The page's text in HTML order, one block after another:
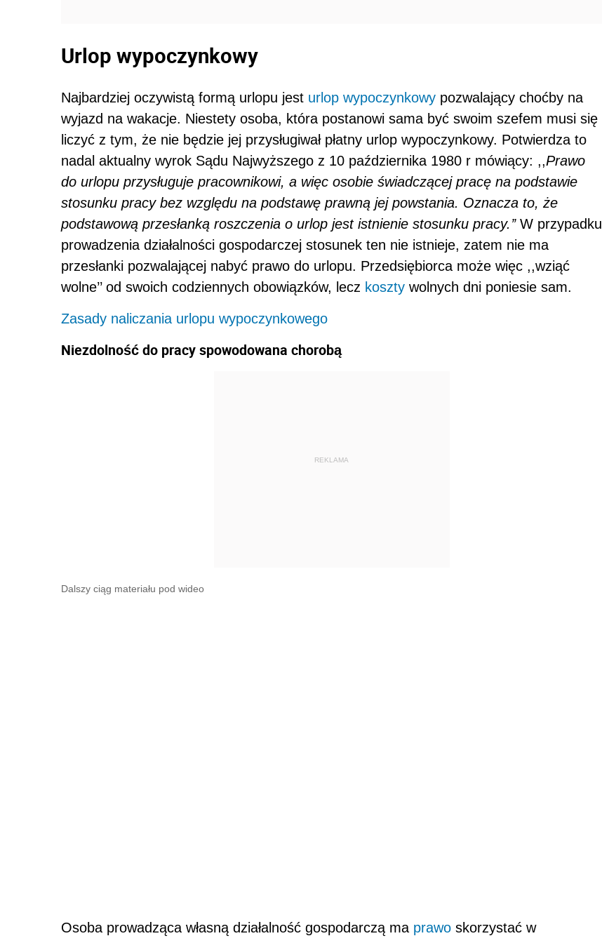
Urlop wypoczynkowy
Najbardziej oczywistą formą urlopu jest urlop wypoczynkowy pozwalający choćby na
wyjazd na wakacje. Niestety osoba, która postanowi sama być swoim szefem musi się
liczyć z tym, że nie będzie jej przysługiwał płatny urlop wypoczynkowy. Potwierdza to
nadal aktualny wyrok Sądu Najwyższego z 10 października 1980 r mówiący: ,,Prawo
do urlopu przysługuje pracownikowi, a więc osobie świadczącej pracę na podstawie
stosunku pracy bez względu na podstawę prawną jej powstania. Oznacza to, że
podstawową przesłanką roszczenia o urlop jest istnienie stosunku pracy.’’W przypadku
prowadzenia działalności gospodarczej stosunek ten nie istnieje, zatem nie ma
przesłanki pozwalającej nabyć prawo do urlopu. Przedsiębiorca może więc ,,wziąć
wolne’’ od swoich codziennych obowiązków, lecz koszty wolnych dni poniesie sam.
Zasady naliczania urlopu wypoczynkowego
Niezdolność do pracy spowodowana chorobą
REKLAMA
Dalszy ciąg materiału pod wideo
Osoba prowadząca własną działalność gospodarczą ma prawo skorzystać w